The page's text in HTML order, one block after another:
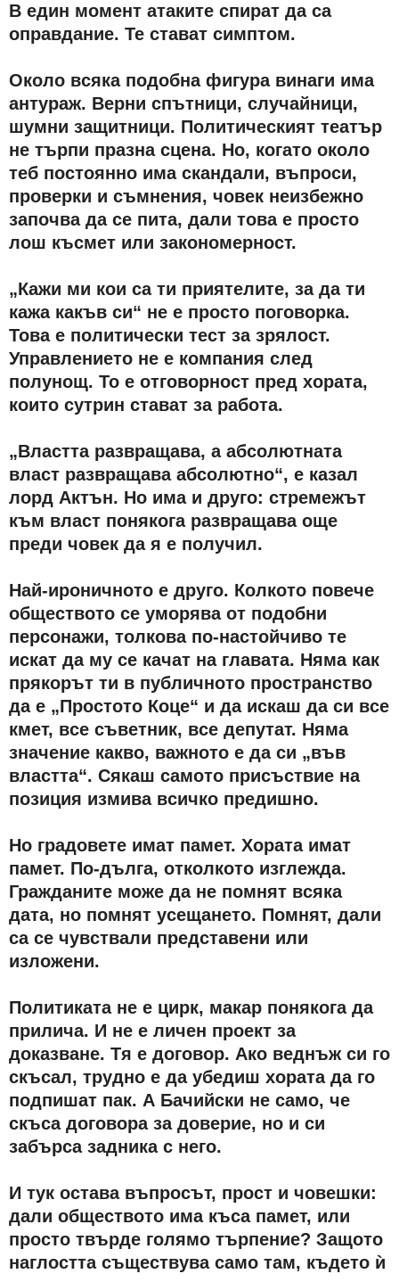
В един момент атаките спират да са
оправдание. Те стават симптом.
Около всяка подобна фигура винаги има
антураж. Верни спътници, случайници,
шумни защитници. Политическият театър
не търпи празна сцена. Но, когато около
теб постоянно има скандали, въпроси,
проверки и съмнения, човек неизбежно
започва да се пита, дали това е просто
лош късмет или закономерност.
„Кажи ми кои са ти приятелите, за да ти
кажа какъв си“ не е просто поговорка.
Това е политически тест за зрялост.
Управлението не е компания след
полунощ. То е отговорност пред хората,
които сутрин стават за работа.
„Властта развращава, а абсолютната
власт развращава абсолютно“, е казал
лорд Актън. Но има и друго: стремежът
към власт понякога развращава още
преди човек да я е получил.
Най-ироничното е друго. Колкото повече
обществото се уморява от подобни
персонажи, толкова по-настойчиво те
искат да му се качат на главата. Няма как
прякорът ти в публичното пространство
да е „Простото Коце“ и да искаш да си все
кмет, все съветник, все депутат. Няма
значение какво, важното е да си „във
властта“. Сякаш самото присъствие на
позиция измива всичко предишно.
Но градовете имат памет. Хората имат
памет. По-дълга, отколкото изглежда.
Гражданите може да не помнят всяка
дата, но помнят усещането. Помнят, дали
са се чувствали представени или
изложени.
Политиката не е цирк, макар понякога да
прилича. И не е личен проект за
доказване. Тя е договор. Ако веднъж си го
скъсал, трудно е да убедиш хората да го
подпишат пак. А Бачийски не само, че
скъса договора за доверие, но и си
забърса задника с него.
И тук остава въпросът, прост и човешки:
дали обществото има къса памет, или
просто твърде голямо търпение? Защото
наглостта съществува само там, където ѝ